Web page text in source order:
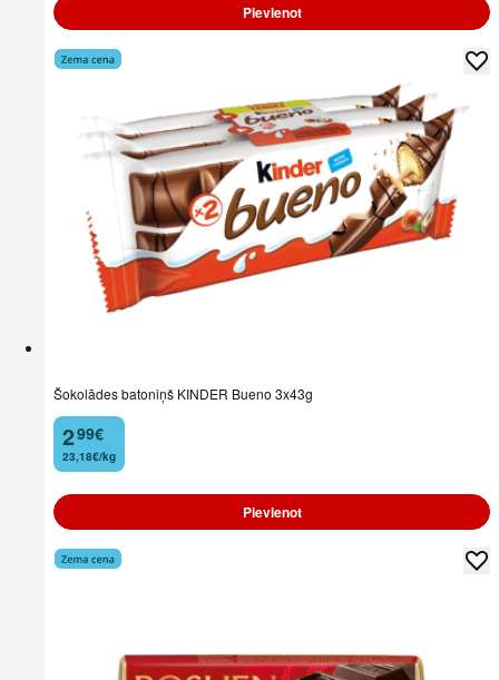
Pievienot
Šokolādes batoniņš KINDER Bueno 3x43g
2
. 99€
23,18€/kg
Pievienot